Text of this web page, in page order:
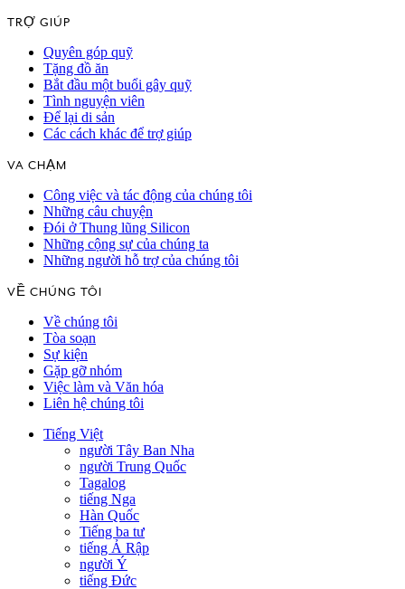
TRỢ GIÚP
Quyên góp quỹ
Tặng đồ ăn
Bắt đầu một buổi gây quỹ
Tình nguyện viên
Để lại di sản
Các cách khác để trợ giúp
VA CHẠM
Công việc và tác động của chúng tôi
Những câu chuyện
Đói ở Thung lũng Silicon
Những cộng sự của chúng ta
Những người hỗ trợ của chúng tôi
VỀ CHÚNG TÔI
Về chúng tôi
Tòa soạn
Sự kiện
Gặp gỡ nhóm
Việc làm và Văn hóa
Liên hệ chúng tôi
Tiếng Việt
người Tây Ban Nha
người Trung Quốc
Tagalog
tiếng Nga
Hàn Quốc
Tiếng ba tư
tiếng Ả Rập
người Ý
tiếng Đức